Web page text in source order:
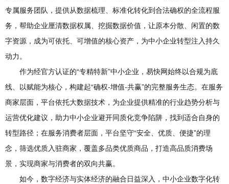
专属服务团队，提供从数据梳理、标准化转化到合法确权的全流程服
务，帮助企业厘清数据权属、挖掘数据价值，让原本分散、闲置的数
字资源，成为可依托、可增值的核心资产，为中小企业转型注入持久
动力。
作为经官方认证的“专精特新”中小企业，易快网始终以合规为底
线、以赋能为核心，构建起“确权-增值-共赢”的完整服务生态。在服务
商家层面，平台依托大数据技术，为企业提供精准的行业趋势分析与
运营优化建议，助力中小企业避开同质化竞争陷阱，找到适合自身的
转型路径；在服务消费者层面，平台坚守“安全、优质、便捷”的理
念，筛选优质入驻商家，覆盖多品类优质商品，打造高品质消费场
景，实现商家与消费者的双向共赢。
如今，数字经济与实体经济的融合日益深入，中小企业数字化转